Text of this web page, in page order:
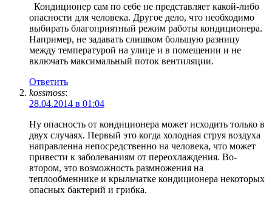
Кондиционер сам по себе не представляет какой-либо
опасности для человека. Другое дело, что необходимо
выбирать благоприятный режим работы кондиционера.
Например, не задавать слишком большую разницу
между температурой на улице и в помещении и не
включать максимальный поток вентиляции.
Ответить
kossmoss:
28.04.2014 в 01:04
Ну опасность от кондиционера может исходить только в
двух случаях. Первый это когда холодная струя воздуха
направленна непосредственно на человека, что может
привести к заболеваниям от переохлаждения. Во-
втором, это возможность размножения на
теплообменнике и крыльчатке кондиционера некоторых
опасных бактерий и грибка.